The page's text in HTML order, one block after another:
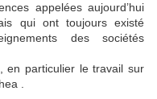
appelées aujourd’hui
qui ont toujours existé
des sociétés
, en particulier le travail sur
.